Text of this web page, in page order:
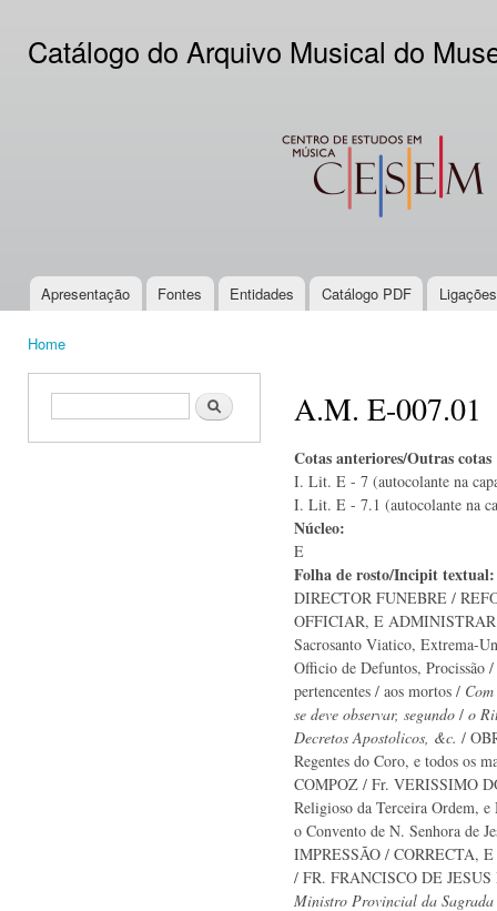
Catálogo do Arquivo Musical do
CESEM
Main menu
Apresentação Fontes Entidades Catálogo PDF
Home
Search form Search A.M. E-007.01
Cotas anteriores/Outras
I. Lit. E - 7 (autocolante na
I. Lit. E - 7.1 (autocolante na
Núcleo:
E
Folha de rosto/Incipit
DIRECTOR FUNEBRE /
OFFICIAR, E ADMINISTRAR
Sacrosanto Viatico, Extrema-
Officio de Defuntos, Procissão
pertencentes / aos mortos /
se deve observar, segundo / o
Decretos Apostolicos, &c. /
Regentes do Coro, e todos os
COMPOZ / Fr. VERISSIMO
Religioso da Terceira Ordem, e
o Convento de N. Senhora de
IMPRESSÃO / CORRECTA,
/ FR. FRANCISCO DE
Ministro Provincial da